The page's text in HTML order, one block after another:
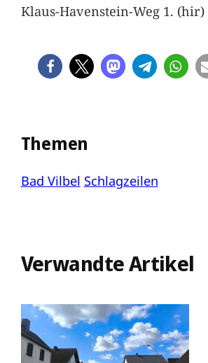
Klaus-Havenstein-Weg 1. (hir)
Themen
Bad Vilbel Schlagzeilen
Verwandte Artikel